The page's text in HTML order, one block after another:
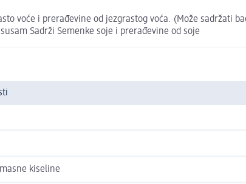
voće i prerađevine od jezgrastog voća. (Može
Sadrži Semenke soje i prerađevine od soje
kiseline